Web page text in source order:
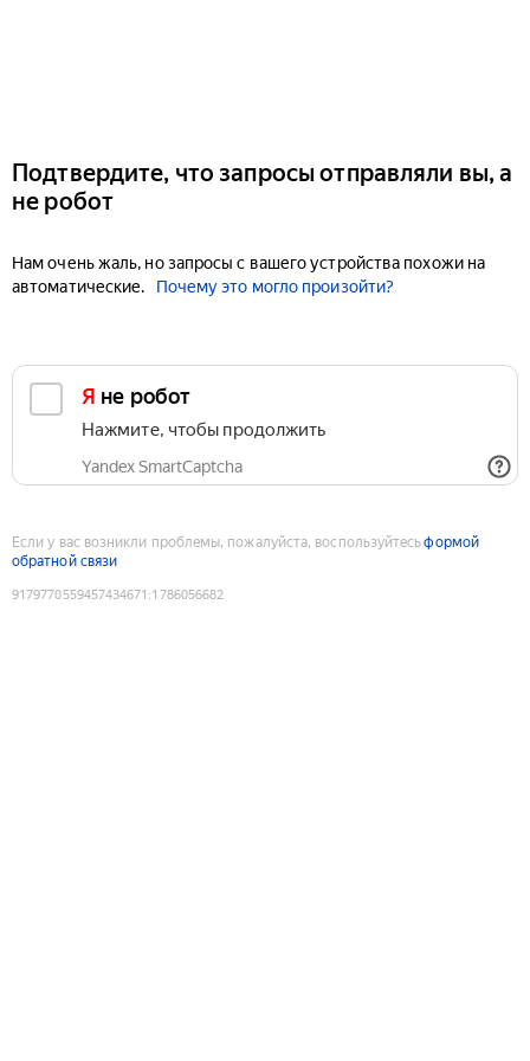
Подтвердите, что запросы отправляли вы, а
не робот
Нам очень жаль, но запросы с вашего устройства похожи на
автоматические.
Почему это могло произойти?
Я не робот
Нажмите, чтобы продолжить
Yandex SmartCaptcha
Если у вас возникли проблемы, пожалуйста, воспользуйтесьформой
обратной связи
9179770559457434671 :1786056682